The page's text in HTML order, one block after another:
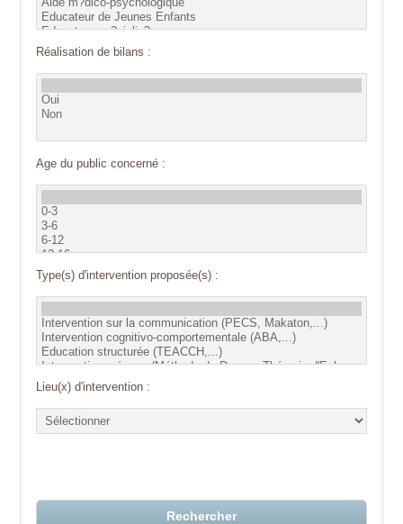
Réalisation de bilans :
Age du public concerné :
Type(s) d'intervention proposée(s) :
Lieu(x) d'intervention :
Rechercher